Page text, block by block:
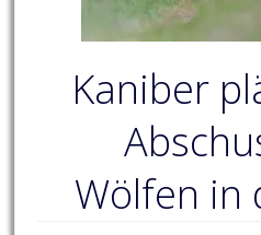
Kaniber
Wölfen in